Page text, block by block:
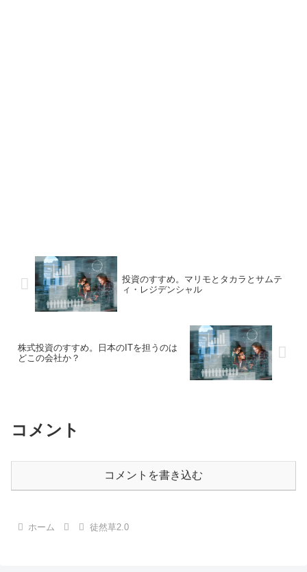
投資のすすめ。マリモとタカラとサムテ
ィ・レジデンシャル
株式投資のすすめ。日本のITを担うのは
どこの会社か？
コメント
コメントを書き込む
ホーム 徒然草2.0